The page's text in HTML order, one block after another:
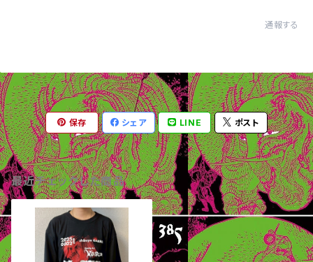
通報する
保存 シェア LINE ポスト
最近チェックした商品